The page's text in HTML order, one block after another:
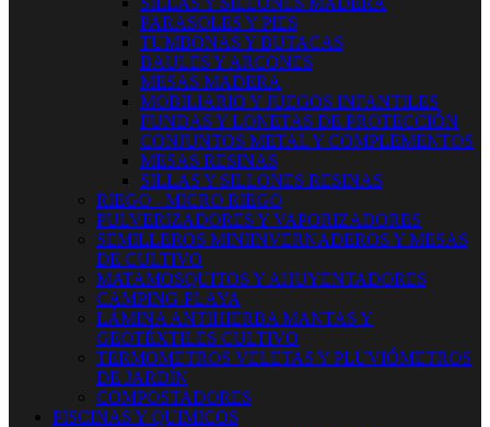
PARASOLES Y PIES
TUMBONAS Y BUTACAS
BAULES Y ARCONES
MESAS MADERA
MOBILIARIO Y JUEGOS INFANTILES
FUNDAS Y LONETAS DE PROTECCIÓN
CONJUNTOS METAL Y COMPLEMENTOS
MESAS RESINAS
SILLAS Y SILLONES RESINAS
RIEGO - MICRO RIEGO
PULVERIZADORES Y VAPORIZADORES
SEMILLEROS MINIINVERNADEROS Y MESAS
DE CULTIVO
MATAMOSQUITOS Y AHUYENTADORES
CAMPING-PLAYA
LÁMINA ANTIHIERBA MANTAS Y
GEOTÉXTILES CULTIVO
TERMOMETROS VELETAS Y PLUVIÓMETROS
DE JARDÍN
COMPOSTADORES
PISCINAS Y QUIMICOS